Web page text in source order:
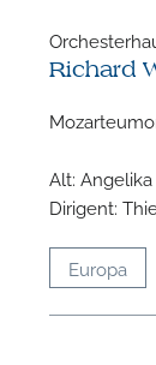
Richard
Alt:
Dirigent:
Europa